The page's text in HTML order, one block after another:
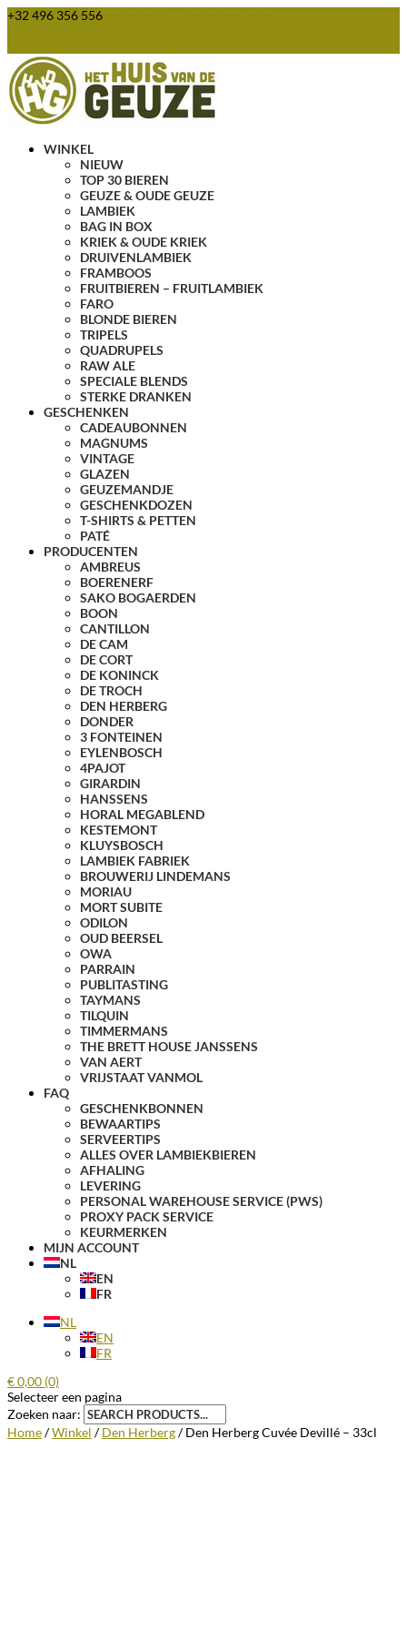
+32 496 356 556
WINKEL
NIEUW
TOP 30 BIEREN
GEUZE & OUDE GEUZE
LAMBIEK
BAG IN BOX
KRIEK & OUDE KRIEK
DRUIVENLAMBIEK
FRAMBOOS
FRUITBIEREN – FRUITLAMBIEK
FARO
BLONDE BIEREN
TRIPELS
QUADRUPELS
RAW ALE
SPECIALE BLENDS
STERKE DRANKEN
GESCHENKEN
CADEAUBONNEN
MAGNUMS
VINTAGE
GLAZEN
GEUZEMANDJE
GESCHENKDOZEN
T-SHIRTS & PETTEN
PATÉ
PRODUCENTEN
AMBREUS
BOERENERF
SAKO BOGAERDEN
BOON
CANTILLON
DE CAM
DE CORT
DE KONINCK
DE TROCH
DEN HERBERG
DONDER
3 FONTEINEN
EYLENBOSCH
4PAJOT
GIRARDIN
HANSSENS
HORAL MEGABLEND
KESTEMONT
KLUYSBOSCH
LAMBIEK FABRIEK
BROUWERIJ LINDEMANS
MORIAU
MORT SUBITE
ODILON
OUD BEERSEL
OWA
PARRAIN
PUBLITASTING
TAYMANS
TILQUIN
TIMMERMANS
THE BRETT HOUSE JANSSENS
VAN AERT
VRIJSTAAT VANMOL
FAQ
GESCHENKBONNEN
BEWAARTIPS
SERVEERTIPS
ALLES OVER LAMBIEKBIEREN
AFHALING
LEVERING
PERSONAL WAREHOUSE SERVICE (PWS)
PROXY PACK SERVICE
KEURMERKEN
MIJN ACCOUNT
NL
EN
FR
NL
EN
FR
€0,00 (0)
Selecteer een pagina
Zoeken naar:
Home/Winkel /Den Herberg/ Den Herberg Cuvée Devillé – 33cl